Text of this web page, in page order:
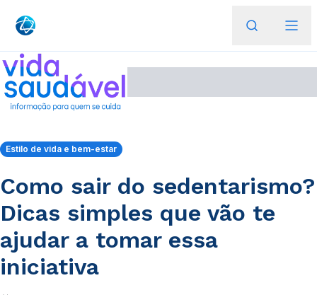
Estilo de vida e bem-estar
Como sair do sedentarismo?
Dicas simples que vão te
ajudar a tomar essa
iniciativa